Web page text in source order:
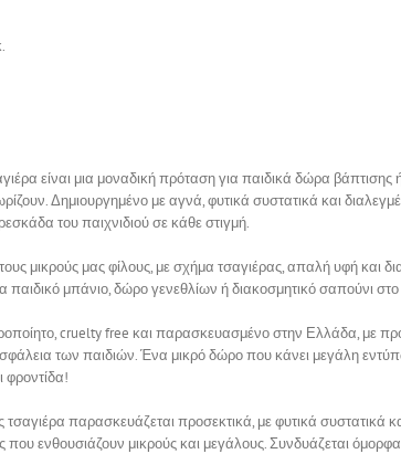
είναι μια μοναδική πρόταση για παιδικά δώρα βάπτισης
Δημιουργημένο με αγνά, φυτικά συστατικά και
του παιχνιδιού σε κάθε στιγμή.
μικρούς μας φίλους, με σχήμα τσαγιέρας, απαλή υφή και
παιδικό μπάνιο, δώρο γενεθλίων ή διακοσμητικό σαπούνι
cruelty free και παρασκευασμένο στην Ελλάδα, με
των παιδιών. Ένα μικρό δώρο που κάνει μεγάλη
φροντίδα!
παρασκευάζεται προσεκτικά, με φυτικά συστατικά
ενθουσιάζουν μικρούς και μεγάλους. Συνδυάζεται